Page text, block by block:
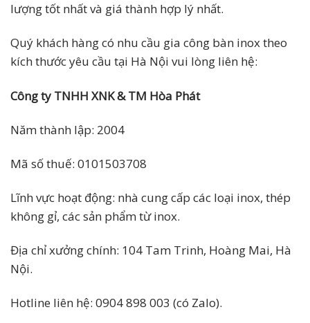
lượng tốt nhất và giá thành hợp lý nhất.
Quý khách hàng có nhu cầu gia công bàn inox theo
kích thước yêu cầu tại Hà Nội vui lòng liên hệ:
Công ty TNHH XNK & TM Hòa Phát
Năm thành lập: 2004
Mã số thuế: 0101503708
Lĩnh vực hoạt động: nhà cung cấp các loại inox, thép
không gỉ, các sản phẩm từ inox.
Địa chỉ xưởng chính: 104 Tam Trinh, Hoàng Mai, Hà
Nội.
Hotline liên hệ: 0904 898 003 (có Zalo).